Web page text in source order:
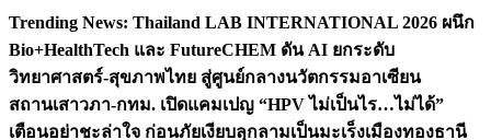
Skip
content
Trending News: Thailand LAB INTERNATIONAL 2026 ผนึก
Bio+HealthTech และ FutureCHEM ดัน AI ยกระดับ
วิทยาศาสตร์-สุขภาพไทย สู่ศูนย์กลางนวัตกรรมอาเซียน
สถานเสาวภา-กทม. เปิดแคมเปญ “HPV ไม่เป็นไร…ไม่ได้”
เตือนอย่าชะล่าใจ ก่อนภัยเงียบลุกลามเป็นมะเร็งเมืองทองธานี